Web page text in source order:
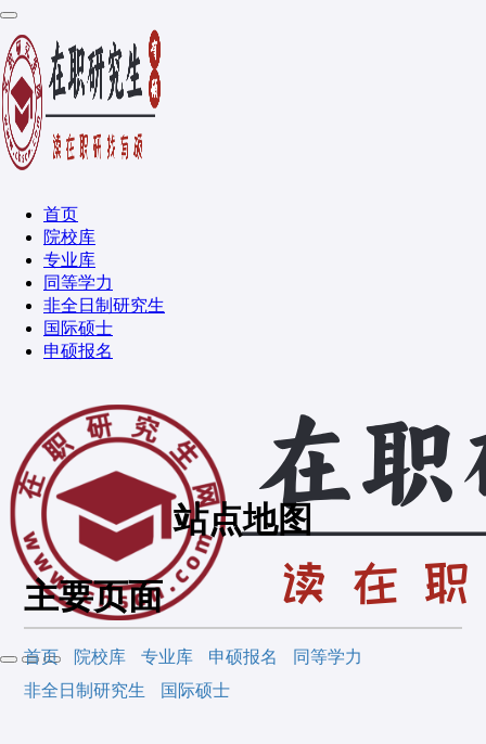
首页
院校库
专业库
同等学力
非全日制研究生
国际硕士
申硕报名
站点地图
主要页面
首页 院校库 专业库 申硕报名
同等学力
非全日制研究生
国际硕士